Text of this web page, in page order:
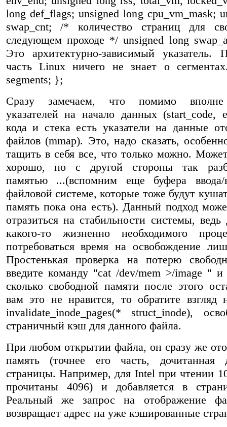
long def_flags; unsigned long cpu_vm_mask;
swap_cnt; /* количество страниц для
следующем проходе */ unsigned long
Это архитектурно-зависимый указатель.
часть Linux ничего не знает о
segments; };
Сразу замечаем, что помимо
указателей на начало данных (start_code,
кода и стека есть указатели на данные
файлов (mmap). Это, надо сказать,
тащить в себя все, что только можно.
хорошо, но с другой стороны так
памятью ...(вспомним еще буфера ввода/
файловой системе, которые тоже будут
память пока она есть). Данный подход
отразиться на стабильности системы, ведь
какого-то жизненно необходимого
потребоваться время на освобождение
Простенькая проверка на потерю
введите команду "cat /dev/mem >/image " и
сколько свободной памяти после этого
вам это не нравится, то обратите взгляд
invalidate_inode_pages(* struct_inode),
страничный кэш для данного файла.
При любом открытии файла, он сразу же
память (точнее его часть, дочитанная
страницы. Например, для Intel при чтении
прочитаны 4096) и добавляется в
Реальный же запрос на отображение
возвращает адрес на уже кэшированные